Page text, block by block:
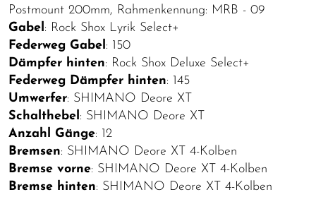
Postmount 200mm, Rahmenkennung: MRB - 09
Gabel: Rock Shox Lyrik Select+
Federweg Gabel: 150
Dämpfer hinten: Rock Shox Deluxe Select+
Federweg Dämpfer hinten: 145
Umwerfer: SHIMANO Deore XT
Schalthebel: SHIMANO Deore XT
Anzahl Gänge: 12
Bremsen: SHIMANO Deore XT 4-Kolben
Bremse vorne: SHIMANO Deore XT 4-Kolben
Bremse hinten: SHIMANO Deore XT 4-Kolben